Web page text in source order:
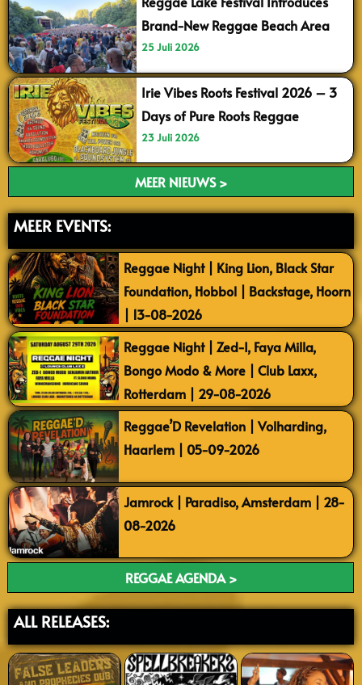
Brand-New Reggae Beach Area
25 Juli 2026
Irie Vibes Roots Festival 2026 – 3
Days of Pure Roots Reggae
23 Juli 2026
MEER NIEUWS >
MEER EVENTS:
Reggae Night | King Lion, Black Star
Foundation, Hobbol | Backstage, Hoorn
| 13-08-2026
Reggae Night | Zed-I, Faya Milla,
Bongo Modo & More | Club Laxx,
Rotterdam | 29-08-2026
Reggae’D Revelation | Volharding,
Haarlem | 05-09-2026
Jamrock | Paradiso, Amsterdam | 28-
08-2026
REGGAE AGENDA >
ALL RELEASES: